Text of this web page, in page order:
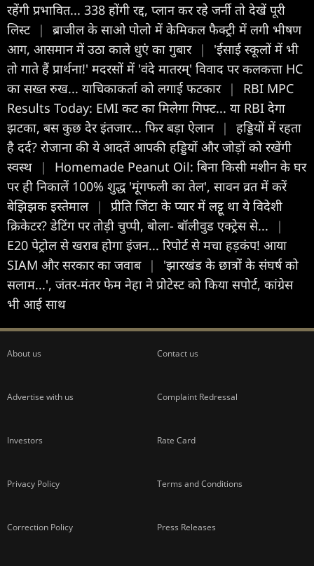
रहेंगी प्रभावित... 338 होंगी रद्द, प्लान कर रहे जर्नी तो देखें पूरी
लिस्ट |
ब्राजील के साओ पोलो में केमिकल फैक्ट्री में लगी भीषण
आग, आसमान में उठा काले धुएं का गुबार |
'ईसाई स्कूलों में भी
तो गाते हैं प्रार्थना!' मदरसों में 'वंदे मातरम्' विवाद पर कलकत्ता HC
का सख्त रुख... याचिकाकर्ता को लगाई फटकार |
RBI MPC
Results Today: EMI कट का मिलेगा गिफ्ट... या RBI देगा
झटका, बस कुछ देर इंतजार... फिर बड़ा ऐलान |
हड्डियों में रहता
है दर्द? रोजाना की ये आदतें आपकी हड्डियों और जोड़ों को रखेंगी
स्वस्थ
|
Homemade Peanut Oil: बिना किसी मशीन के घर
पर ही निकालें 100% शुद्ध 'मूंगफली का तेल', सावन व्रत में करें
बेझिझक इस्तेमाल |
प्रीति जिंटा के प्यार में लट्टू था ये विदेशी
क्रिकेटर? डेटिंग पर तोड़ी चुप्पी, बोला- बॉलीवुड एक्ट्रेस से...
|
E20 पेट्रोल से खराब होगा इंजन... रिपोर्ट से मचा हड़कंप! आया
SIAM और सरकार का जवाब |
'झारखंड के छात्रों के संघर्ष को
सलाम...', जंतर-मंतर फेम नेहा ने प्रोटेस्ट को किया सपोर्ट, कांग्रेस
भी आई साथ
About us Contact us
Advertise with us Complaint Redressal
Investors Rate Card
Privacy Policy Terms and Conditions
Correction Policy Press Releases